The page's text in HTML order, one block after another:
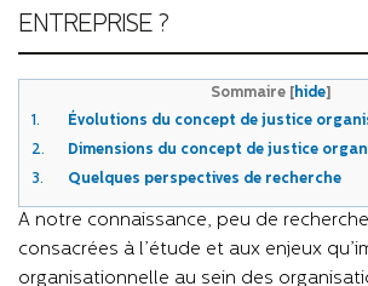
ENTREPRISE ?
Sommaire [hide]
1.
Évolutions du concept de justice
2.
Dimensions du concept de justice
3.
Quelques perspectives de recherche
A notre connaissance, peu de
consacrées à l’étude et aux enjeux
organisationnelle au sein des